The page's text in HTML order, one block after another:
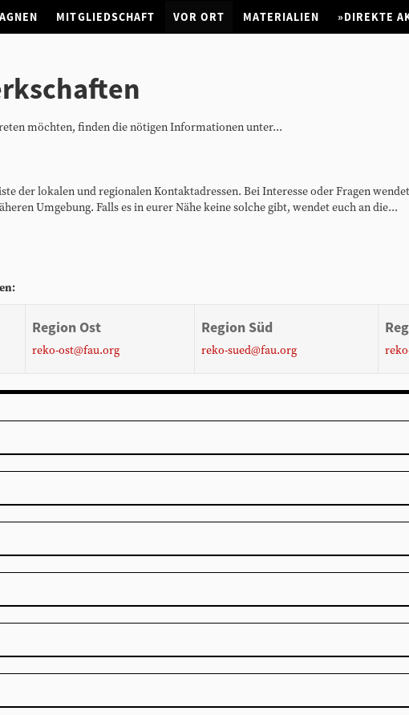
MITGLIEDSCHAFT VOR ORT MATERIALIEN »DIREKTE
möchten, finden die nötigen Informationen unter...
der lokalen und regionalen Kontaktadressen. Bei Interesse oder Fragen
Umgebung. Falls es in eurer Nähe keine solche gibt, wendet euch an die...
Region Ost
reko-ost@fau.org
Region Süd
reko-sued@fau.org